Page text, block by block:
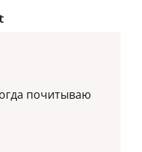
почитываю